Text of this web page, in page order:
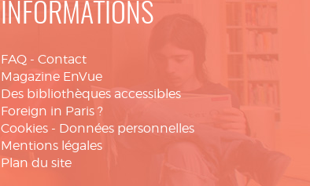
INFORMATIONS
FAQ - Contact
Magazine EnVue
Des bibliothèques accessibles
Foreign in Paris ?
Cookies - Données personnelles
Mentions légales
Plan du site